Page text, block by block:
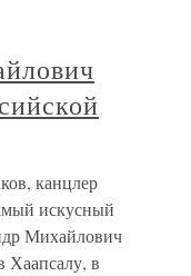
канцлер
искусный
Михайлович
Хаапсалу, в